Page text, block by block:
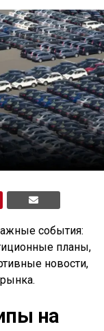
события:
планы,
новости,
на